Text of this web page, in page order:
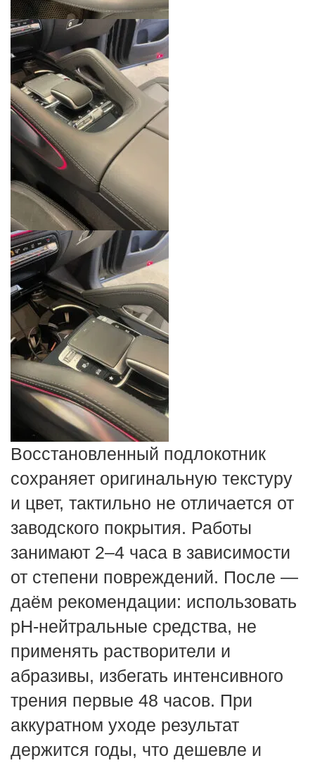
Восстановленный подлокотник
сохраняет оригинальную текстуру
и цвет, тактильно не отличается от
заводского покрытия. Работы
занимают 2–4 часа в зависимости
от степени повреждений. После —
даём рекомендации: использовать
pH‑нейтральные средства, не
применять растворители и
абразивы, избегать интенсивного
трения первые 48 часов. При
аккуратном уходе результат
держится годы, что дешевле и